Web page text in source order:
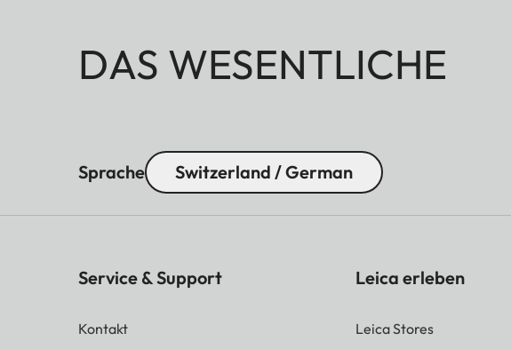
DAS WESENTLICHE
Sprache Switzerland / German
Service & Support
Kontakt
Leica erleben
Leica Stores